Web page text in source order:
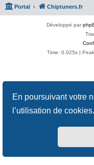
En poursuivant votre
l’utilisation de cookies.
Portal Chiptuners.fr
Développé par
Time: 0.025s |